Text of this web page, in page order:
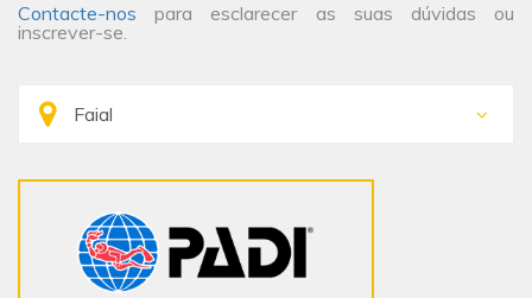
Contacte-nos para esclarecer as suas dúvidas ou
inscrever-se.